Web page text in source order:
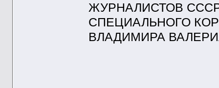
ЖУРНАЛИСТОВ
СПЕЦИАЛЬНОГО
ВЛАДИМИРА